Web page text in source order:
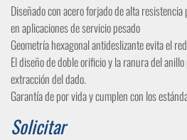
Diseñado con acero forjado de alta
en aplicaciones de servicio pesado
Geometría hexagonal antideslizante evita el
El diseño de doble orificio y la ranura del
extracción del dado.
Garantía de por vida y cumplen con los
Solicitar